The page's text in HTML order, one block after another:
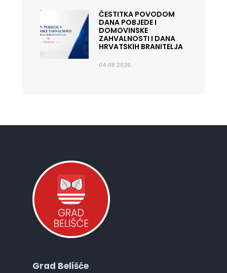
ČESTITKA POVODOM
DANA POBJEDE I
DOMOVINSKE
ZAHVALNOSTI I DANA
HRVATSKIH BRANITELJA
04.08.2026.
Grad Belišće